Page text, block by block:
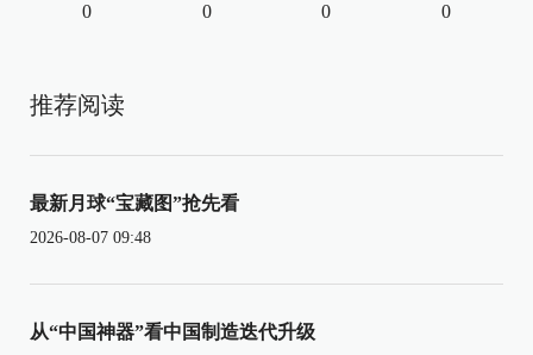
0 0 0 0
推荐阅读
最新月球“宝藏图”抢先看
2026-08-07 09:48
从“中国神器”看中国制造迭代升级